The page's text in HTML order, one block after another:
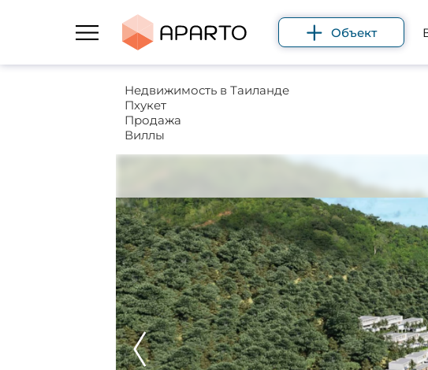
Объект
Недвижимость в Таиланде
Пхукет
Продажа
Виллы